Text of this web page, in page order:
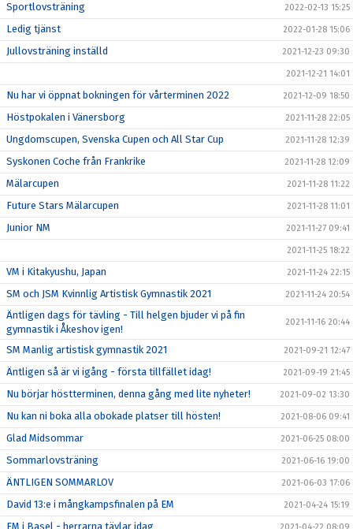
Sportlovsträning 2022-02-13 15:25
Ledig tjänst 2022-01-28 15:06
Jullovsträning inställd 2021-12-23 09:30
2021-12-21 14:01
Nu har vi öppnat bokningen för vårterminen 2022 2021-12-09 18:50
Höstpokalen i Vänersborg 2021-11-28 22:05
Ungdomscupen, Svenska Cupen och All Star Cup 2021-11-28 12:39
Syskonen Coche från Frankrike 2021-11-28 12:09
Mälarcupen 2021-11-28 11:22
Future Stars Mälarcupen 2021-11-28 11:01
Junior NM 2021-11-27 09:41
2021-11-25 18:22
VM i Kitakyushu, Japan 2021-11-24 22:15
SM och JSM Kvinnlig Artistisk Gymnastik 2021 2021-11-24 20:54
Äntligen dags för tävling - Till helgen bjuder vi på fin
gymnastik i Åkeshov igen!
2021-11-16 20:44
SM Manlig artistisk gymnastik 2021 2021-09-21 12:47
Äntligen så är vi igång - första tillfället idag! 2021-09-19 21:45
Nu börjar höstterminen, denna gång med lite nyheter! 2021-09-02 13:30
Nu kan ni boka alla obokade platser till hösten! 2021-08-06 09:41
Glad Midsommar 2021-06-25 08:00
Sommarlovsträning 2021-06-16 19:00
ÄNTLIGEN SOMMARLOV 2021-06-03 17:06
David 13:e i mångkampsfinalen på EM 2021-04-24 15:19
EM i Basel - herrarna tävlar idag